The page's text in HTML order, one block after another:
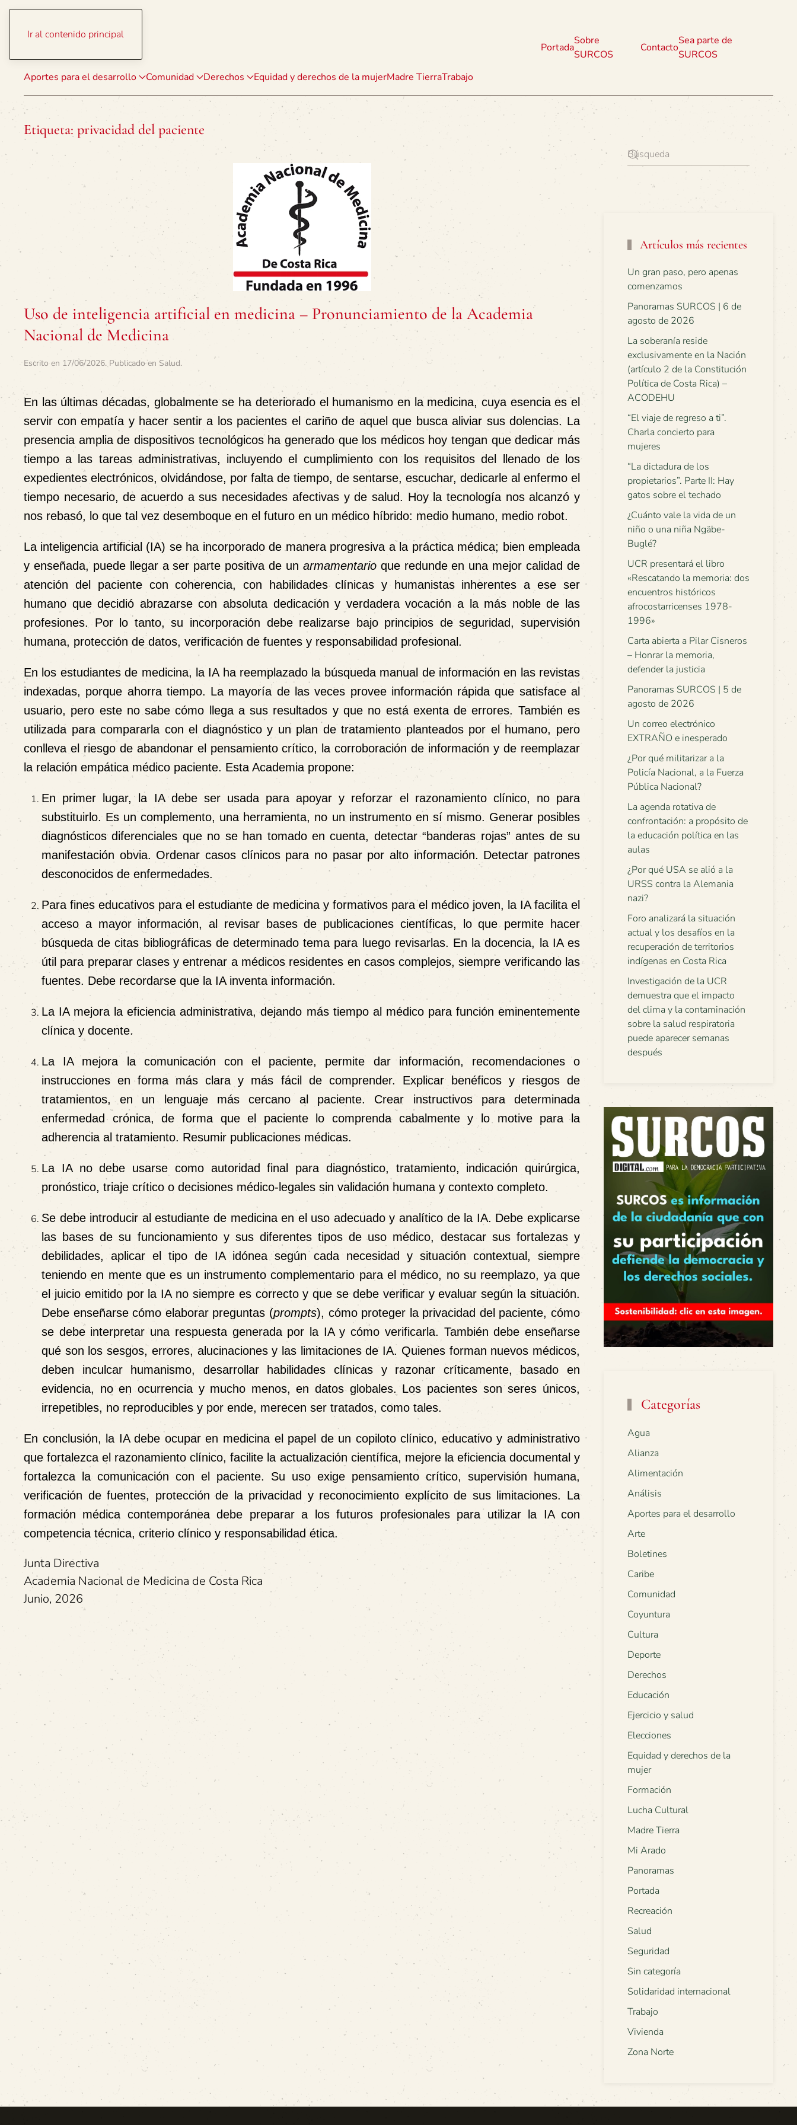
Ir al contenido principal
Aportes para el desarrollo Comunidad Derechos Equidad y derechos de la mujerMadre TierraTrabajo
Portada
Sobre
SURCOS
Contacto
Sea parte de
SURCOS
Etiqueta: privacidad del paciente
Uso de inteligencia artificial en medicina – Pronunciamiento de la Academia
Nacional de Medicina
Escrito en 17/06/2026. Publicado en Salud.
En las últimas décadas, globalmente se ha deteriorado el humanismo en la medicina, cuya esencia es el
servir con empatía y hacer sentir a los pacientes el cariño de aquel que busca aliviar sus dolencias. La
presencia amplia de dispositivos tecnológicos ha generado que los médicos hoy tengan que dedicar más
tiempo a las tareas administrativas, incluyendo el cumplimiento con los requisitos del llenado de los
expedientes electrónicos, olvidándose, por falta de tiempo, de sentarse, escuchar, dedicarle al enfermo el
tiempo necesario, de acuerdo a sus necesidades afectivas y de salud. Hoy la tecnología nos alcanzó y
nos rebasó, lo que tal vez desemboque en el futuro en un médico híbrido: medio humano, medio robot.
La inteligencia artificial (IA) se ha incorporado de manera progresiva a la práctica médica; bien empleada
y enseñada, puede llegar a ser parte positiva de un armamentarioque redunde en una mejor calidad de
atención del paciente con coherencia, con habilidades clínicas y humanistas inherentes a ese ser
humano que decidió abrazarse con absoluta dedicación y verdadera vocación a la más noble de las
profesiones. Por lo tanto, su incorporación debe realizarse bajo principios de seguridad, supervisión
humana, protección de datos, verificación de fuentes y responsabilidad profesional.
En los estudiantes de medicina, la IA ha reemplazado la búsqueda manual de información en las revistas
indexadas, porque ahorra tiempo. La mayoría de las veces provee información rápida que satisface al
usuario, pero este no sabe cómo llega a sus resultados y que no está exenta de errores. También es
utilizada para compararla con el diagnóstico y un plan de tratamiento planteados por el humano, pero
conlleva el riesgo de abandonar el pensamiento crítico, la corroboración de información y de reemplazar
la relación empática médico paciente. Esta Academia propone:
En primer lugar, la IA debe ser usada para apoyar y reforzar el razonamiento clínico, no para
substituirlo. Es un complemento, una herramienta, no un instrumento en sí mismo. Generar posibles
diagnósticos diferenciales que no se han tomado en cuenta, detectar “banderas rojas” antes de su
manifestación obvia. Ordenar casos clínicos para no pasar por alto información. Detectar patrones
desconocidos de enfermedades.
Para fines educativos para el estudiante de medicina y formativos para el médico joven, la IA facilita el
acceso a mayor información, al revisar bases de publicaciones científicas, lo que permite hacer
búsqueda de citas bibliográficas de determinado tema para luego revisarlas. En la docencia, la IA es
útil para preparar clases y entrenar a médicos residentes en casos complejos, siempre verificando las
fuentes. Debe recordarse que la IA inventa información.
La IA mejora la eficiencia administrativa, dejando más tiempo al médico para función eminentemente
clínica y docente.
La IA mejora la comunicación con el paciente, permite dar información, recomendaciones o
instrucciones en forma más clara y más fácil de comprender. Explicar benéficos y riesgos de
tratamientos, en un lenguaje más cercano al paciente. Crear instructivos para determinada
enfermedad crónica, de forma que el paciente lo comprenda cabalmente y lo motive para la
adherencia al tratamiento. Resumir publicaciones médicas.
La IA no debe usarse como autoridad final para diagnóstico, tratamiento, indicación quirúrgica,
pronóstico, triaje crítico o decisiones médico-legales sin validación humana y contexto completo.
Se debe introducir al estudiante de medicina en el uso adecuado y analítico de la IA. Debe explicarse
las bases de su funcionamiento y sus diferentes tipos de uso médico, destacar sus fortalezas y
debilidades, aplicar el tipo de IA idónea según cada necesidad y situación contextual, siempre
teniendo en mente que es un instrumento complementario para el médico, no su reemplazo, ya que
el juicio emitido por la IA no siempre es correcto y que se debe verificar y evaluar según la situación.
Debe enseñarse cómo elaborar preguntas (prompts), cómo proteger la privacidad del paciente, cómo
se debe interpretar una respuesta generada por la IA y cómo verificarla. También debe enseñarse
qué son los sesgos, errores, alucinaciones y las limitaciones de IA. Quienes forman nuevos médicos,
deben inculcar humanismo, desarrollar habilidades clínicas y razonar críticamente, basado en
evidencia, no en ocurrencia y mucho menos, en datos globales. Los pacientes son seres únicos,
irrepetibles, no reproducibles y por ende, merecen ser tratados, como tales.
En conclusión, la IA debe ocupar en medicina el papel de un copiloto clínico, educativo y administrativo
que fortalezca el razonamiento clínico, facilite la actualización científica, mejore la eficiencia documental y
fortalezca la comunicación con el paciente. Su uso exige pensamiento crítico, supervisión humana,
verificación de fuentes, protección de la privacidad y reconocimiento explícito de sus limitaciones. La
formación médica contemporánea debe preparar a los futuros profesionales para utilizar la IA con
competencia técnica, criterio clínico y responsabilidad ética.
Junta Directiva
Academia Nacional de Medicina de Costa Rica
Junio, 2026
Artículos más recientes
Un gran paso, pero apenas
comenzamos
Panoramas SURCOS | 6 de
agosto de 2026
La soberanía reside
exclusivamente en la Nación
(artículo 2 de la Constitución
Política de Costa Rica) –
ACODEHU
“El viaje de regreso a ti”.
Charla concierto para
mujeres
“La dictadura de los
propietarios”. Parte II: Hay
gatos sobre el techado
¿Cuánto vale la vida de un
niño o una niña Ngäbe-
Buglé?
UCR presentará el libro
«Rescatando la memoria: dos
encuentros históricos
afrocostarricenses 1978-
1996»
Carta abierta a Pilar Cisneros
– Honrar la memoria,
defender la justicia
Panoramas SURCOS | 5 de
agosto de 2026
Un correo electrónico
EXTRAÑO e inesperado
¿Por qué militarizar a la
Policía Nacional, a la Fuerza
Pública Nacional?
La agenda rotativa de
confrontación: a propósito de
la educación política en las
aulas
¿Por qué USA se alió a la
URSS contra la Alemania
nazi?
Foro analizará la situación
actual y los desafíos en la
recuperación de territorios
indígenas en Costa Rica
Investigación de la UCR
demuestra que el impacto
del clima y la contaminación
sobre la salud respiratoria
puede aparecer semanas
después
Categorías
Agua
Alianza
Alimentación
Análisis
Aportes para el desarrollo
Arte
Boletines
Caribe
Comunidad
Coyuntura
Cultura
Deporte
Derechos
Educación
Ejercicio y salud
Elecciones
Equidad y derechos de la
mujer
Formación
Lucha Cultural
Madre Tierra
Mi Arado
Panoramas
Portada
Recreación
Salud
Seguridad
Sin categoría
Solidaridad internacional
Trabajo
Vivienda
Zona Norte